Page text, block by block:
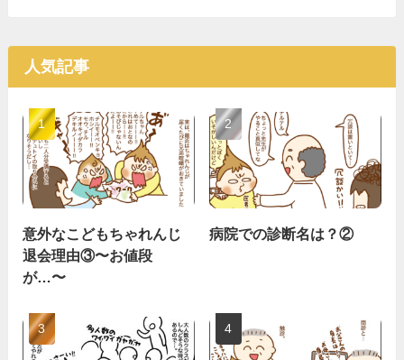
人気記事
意外なこどもちゃれんじ
退会理由③〜お値段
が…〜
病院での診断名は？②